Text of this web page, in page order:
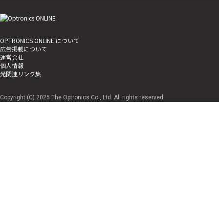
OPTRONICS ONLINE について
広告掲載について
運営会社
個人情報
光関連リンク集
Copyright (C) 2025 The Optronics Co., Ltd. All rights reserved.